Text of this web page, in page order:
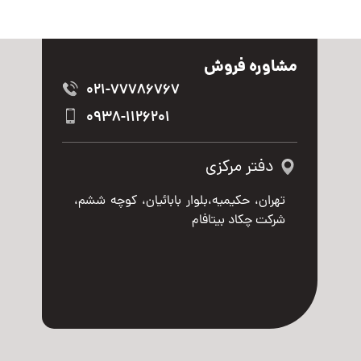
مشاوره فروش
021-77786767
0938-1126201
دفتر مرکزی
تهران، حکیمیه،بلوار بابائیان، کوچه ششم،
شرکت چکاد بیتافام